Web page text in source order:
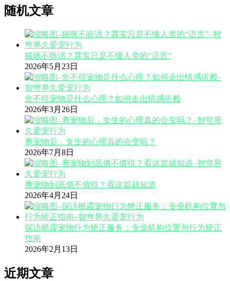
随机文章
猫咪不听话？其实只是不懂人类的“语言”
2026年5月23日
舍不得宠物是什么心理？如何走出情感依赖
2026年3月26日
养宠物后，女生的心理真的会变吗？
2026年7月8日
养宠物到底值不值得？看这篇就知道
2026年4月24日
探访栖霞宠物行为矫正服务：专业机构位置与行为矫正
指南
2026年2月13日
近期文章